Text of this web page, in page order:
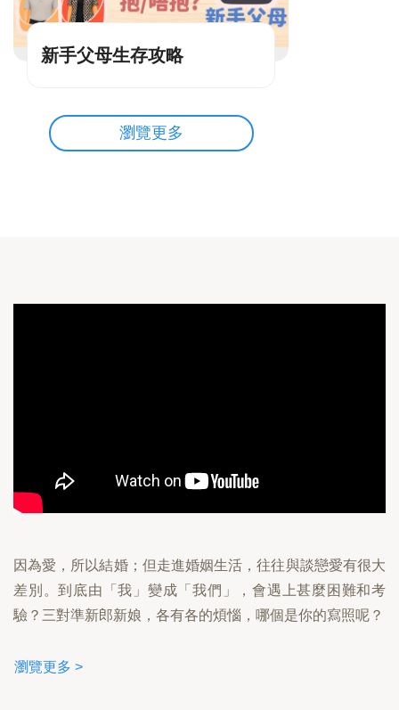
新手父母生存攻略
瀏覽更多
因為愛，所以結婚；但走進婚姻生活，往往與談戀愛有很大
差別。到底由「我」變成「我們」，會遇上甚麼困難和考
驗？三對準新郎新娘，各有各的煩惱，哪個是你的寫照呢？
瀏覽更多 >